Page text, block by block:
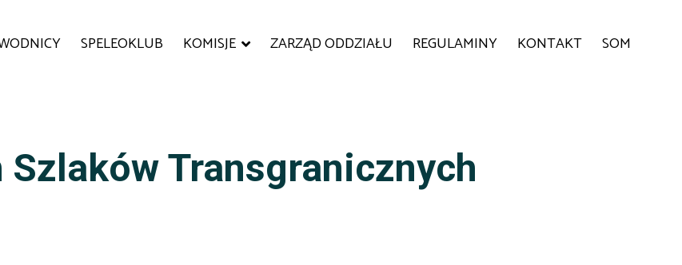
SPELEOKLUB KOMISJE ZARZĄD ODDZIAŁU REGULAMINY KONTAKT SOM
Transgranicznych